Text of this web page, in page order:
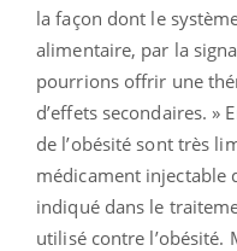
la façon dont le
alimentaire, par la
pourrions offrir une
d’effets secondaires. »
de l’obésité sont très
médicament injectable
indiqué dans le
utilisé contre l’obésité.